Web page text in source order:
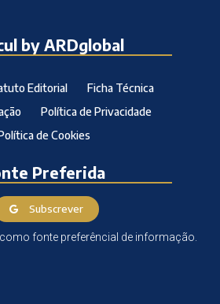
by ARDglobal
Editorial
Ficha Técnica
Política de Privacidade
de Cookies
Preferida
Subscrever
fonte preferêncial de informação.